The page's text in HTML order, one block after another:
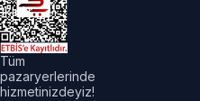
Tüm
pazaryerlerinde
hizmetinizdeyiz!